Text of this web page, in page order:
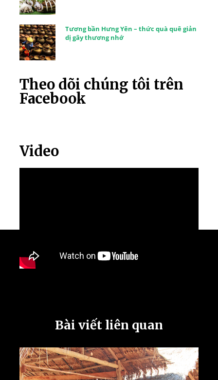
Tương bần Hưng Yên – thức quà quê giản
dị gây thương nhớ
Theo dõi chúng tôi trên
Facebook
Video
Bài viết liên quan